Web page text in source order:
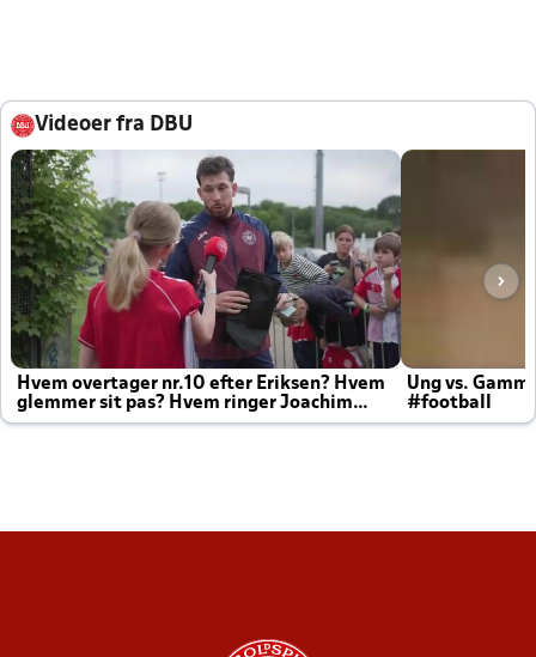
Videoer fra DBU
Hvem overtager nr.10 efter Eriksen? Hvem
glemmer sit pas? Hvem ringer Joachim
altid til efter kampe?
Ung vs.
#football